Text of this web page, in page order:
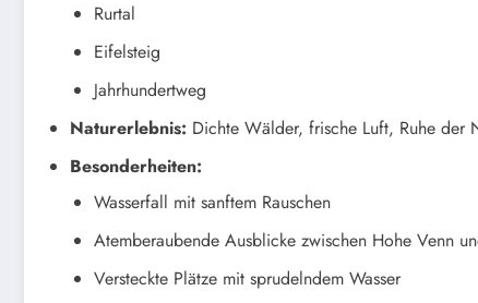
Rurtal
Eifelsteig
Jahrhundertweg
Naturerlebnis: Dichte Wälder, frische Luft, Ruhe der
Besonderheiten:
Wasserfall mit sanftem Rauschen
Atemberaubende Ausblicke zwischen Hohe Venn
Versteckte Plätze mit sprudelndem Wasser